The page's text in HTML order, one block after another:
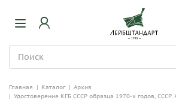
Главная | Каталог | Архив
| Удостоверение КГБ СССР образца 1970-х годов, СССР.